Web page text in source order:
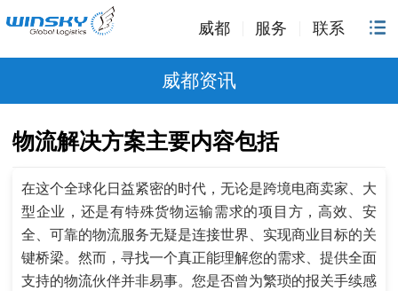
威都 服务 联系
威都资讯
物流解决方案主要内容包括
在这个全球化日益紧密的时代，无论是跨境电商卖家、大
型企业，还是有特殊货物运输需求的项目方，高效、安
全、可靠的物流服务无疑是连接世界、实现商业目标的关
键桥梁。然而，寻找一个真正能理解您的需求、提供全面
支持的物流伙伴并非易事。您是否曾为繁琐的报关手续感